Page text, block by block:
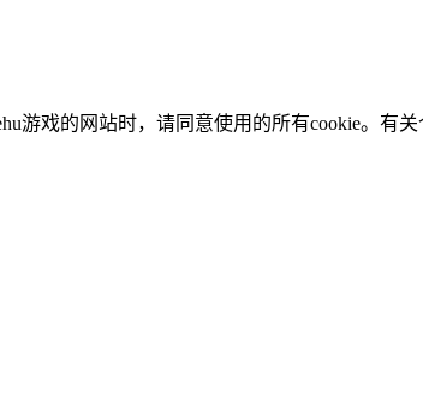
游戏的网站时，请同意使用的所有cookie。有